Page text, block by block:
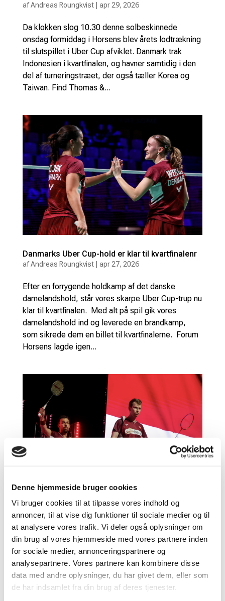
Denne hjemmeside bruger cookies
Vi bruger cookies til at tilpasse vores indhold og
annoncer, til at vise dig funktioner til sociale medier og til
at analysere vores trafik. Vi deler også oplysninger om
din brug af vores hjemmeside med vores partnere inden
for sociale medier, annonceringspartnere og
analysepartnere. Vores partnere kan kombinere disse
data med andre oplysninger, du har givet dem, eller som
de har indsamlet fra din brug af deres tjenester.
afAndreas Roungkvist| apr 29, 2026
Da klokken slog 10.30 denne solbeskinnede
onsdag formiddag i Horsens blev årets lodtrækning
til slutspillet i Uber Cup afviklet. Danmark trak
Indonesien i kvartfinalen, og havner samtidig i den
del af turneringstræet, der også tæller Korea og
Taiwan. Find Thomas &...
Danmarks Uber Cup-hold er klar til kvartfinalenr
afAndreas Roungkvist| apr 27, 2026
Efter en forrygende holdkamp af det danske
damelandshold, står vores skarpe Uber Cup-trup nu
klar til kvartfinalen. Med alt på spil gik vores
damelandshold ind og leverede en brandkamp,
som sikrede dem en billet til kvartfinalerne. Forum
Horsens lagde igen...
De danske herrer sejrer mod Sverige
Andreas Roungkvist| apr 27, 2026
Det danske Thomas Cup-hold vinder 4-1 for anden
holdkamp i streg ved årets mesterskab i Horsens.
De svenske naboer er besejret, og nu venter blot
gruppefinalen onsdag. Gammel fjendskab ruster
aldrig – eller er det venskab? I al fald har vi en lang